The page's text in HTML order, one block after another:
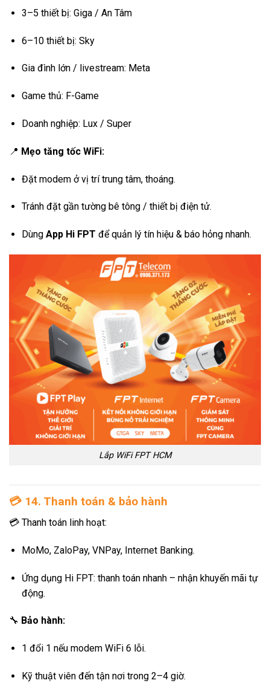
3–5 thiết bị: Giga / An Tâm
6–10 thiết bị: Sky
Gia đình lớn / livestream: Meta
Game thủ: F-Game
Doanh nghiệp: Lux / Super
📍 Mẹo tăng tốc WiFi:
Đặt modem ở vị trí trung tâm, thoáng.
Tránh đặt gần tường bê tông / thiết bị điện tử.
Dùng App Hi FPT để quản lý tín hiệu & báo hỏng nhanh.
Lắp WiFi FPT HCM
💳 14. Thanh toán & bảo hành
💳 Thanh toán linh hoạt:
MoMo, ZaloPay, VNPay, Internet Banking.
Ứng dụng Hi FPT: thanh toán nhanh – nhận khuyến mãi tự
động.
🔧 Bảo hành:
1 đổi 1 nếu modem WiFi 6 lỗi.
Kỹ thuật viên đến tận nơi trong 2–4 giờ.